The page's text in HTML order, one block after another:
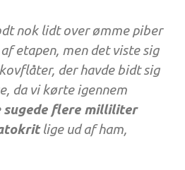
nok lidt over ømme piber
etapen, men det viste sig
der havde bidt sig
da vi kørte igennem
sugede flere milliliter
lige ud af ham,